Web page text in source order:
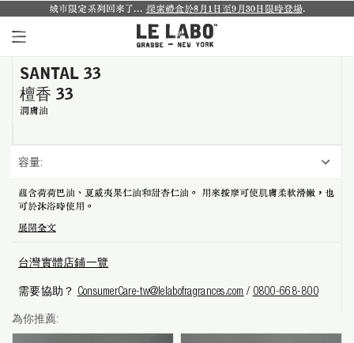
個人香氛系列
室內香氛系列
影像紀錄
關於我們
城市限定系列回來了... 探索禮盒於8月1日至9月30日限時登場.
SANTAL 33
檀香 33
潤膚油
容量:
蘊含荷荷巴油、夏烕夷果仁油和甜杏仁油。 用來按摩可使肌膚柔軟滑嫩，也
可於沐浴時使用。
展開全文
台灣實體店鋪一覽
需要協助？ ConsumerCare-tw@lelabofragrances.com / 0800-668-800
為你推薦: